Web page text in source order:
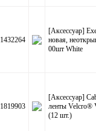
1432264
[Аксессуар]
новая,
00шт White
1819903
[Аксессуар]
ленты Velcro®
(12 шт.)